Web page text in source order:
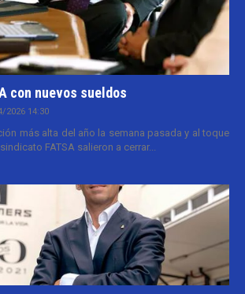
con nuevos sueldos
2026 14:30
más alta del año la semana pasada y al toque
FATSA salieron a cerrar...